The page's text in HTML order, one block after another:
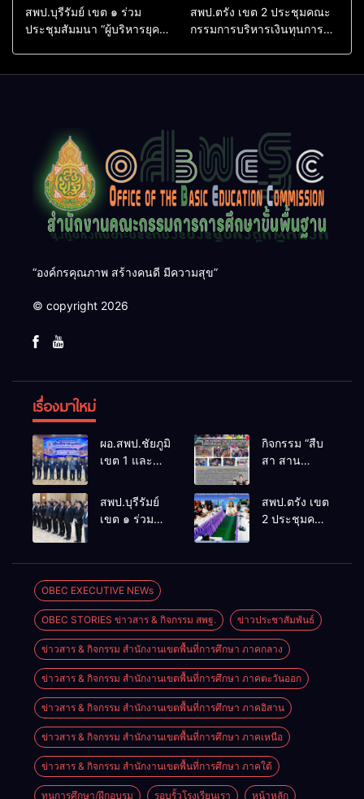
สพป.บุรีรัมย์ เขต ๑ ร่วม
ประชุมสัมมนา “ผู้บริหารยุค
สพป.ตรัง เขต 2 ประชุมคณะ
กรรมการบริหารเงินทุนการ
“องค์กรคุณภาพ สร้างคนดี มีความสุข”
© copyright 2026
เรื่องมาใหม่
ผอ.สพป.ชัยภูมิ
เขต 1 และ
ประชุม
สัมมนาทาง
นำการศึกษา
ไทยสู่อนาคต”
ประจำเขต
ตรวจราชการ
ที่ 13
กิจกรรม “สืบ
สา สาน
ล้านนาวิถี สู่
โลกแห่งการ
เรียนรู้”
สันพระเนตร
สพป.บุรีรัมย์
เขต ๑ ร่วม
นำการศึกษา
ไทยสู่อนาคต”
เขตตรวจ
ราชการที่ ๑๓
สพป.ตรัง เขต
2 ประชุมคณะ
2569
OBEC EXECUTIVE NEWs
OBEC STORIES ข่าวสาร & กิจกรรม สพฐ. ข่าวประชาสัมพันธ์
ข่าวสาร & กิจกรรม สำนักงานเขตพื้นที่การศึกษา ภาคกลาง
ข่าวสาร & กิจกรรม สำนักงานเขตพื้นที่การศึกษา ภาคตะวันออก
ข่าวสาร & กิจกรรม สำนักงานเขตพื้นที่การศึกษา ภาคอิสาน
ข่าวสาร & กิจกรรม สำนักงานเขตพื้นที่การศึกษา ภาคเหนือ
ข่าวสาร & กิจกรรม สำนักงานเขตพื้นที่การศึกษา ภาคใต้
ทุนการศึกษา/ฝึกอบรม รอบรั้วโรงเรียนเรา หน้าหลัก